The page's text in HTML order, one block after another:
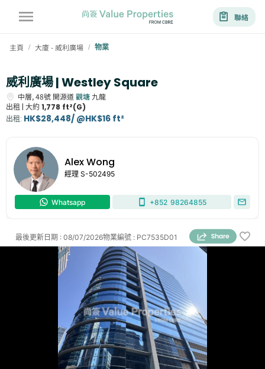
聯絡
主頁 / 大廈 - 威利廣場 / 物業
威利廣場 | Westley Square
中層,48號 開源道觀塘 九龍
出租 | 大約 1,778 ft²(G)
出租: HK$28,448/ @HK$16 ft²
Alex Wong
經理 S-502495
Whatsapp +852 98264855
物業編號 : PC7535D01
最後更新日期 : 08/07/2026